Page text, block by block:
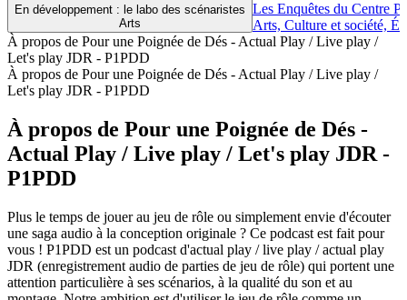
En développement : le labo des scénaristes
Arts
Les Enquêtes du Centre
Arts, Culture et société,
À propos de Pour une Poignée de Dés - Actual Play / Live play /
Let's play JDR - P1PDD
À propos de Pour une Poignée de Dés - Actual Play / Live play /
Let's play JDR - P1PDD
À propos de Pour une Poignée de Dés -
Actual Play / Live play / Let's play JDR -
P1PDD
Plus le temps de jouer au jeu de rôle ou simplement envie d'écouter
une saga audio à la conception originale ? Ce podcast est fait pour
vous ! P1PDD est un podcast d'actual play / live play / actual play
JDR (enregistrement audio de parties de jeu de rôle) qui portent une
attention particulière à ses scénarios, à la qualité du son et au